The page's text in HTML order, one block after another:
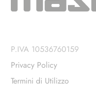
P.IVA 10536760159
Privacy Policy
Termini di Utilizzo